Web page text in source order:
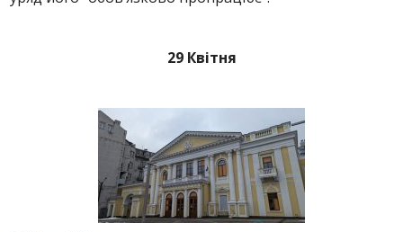
29 Квітня